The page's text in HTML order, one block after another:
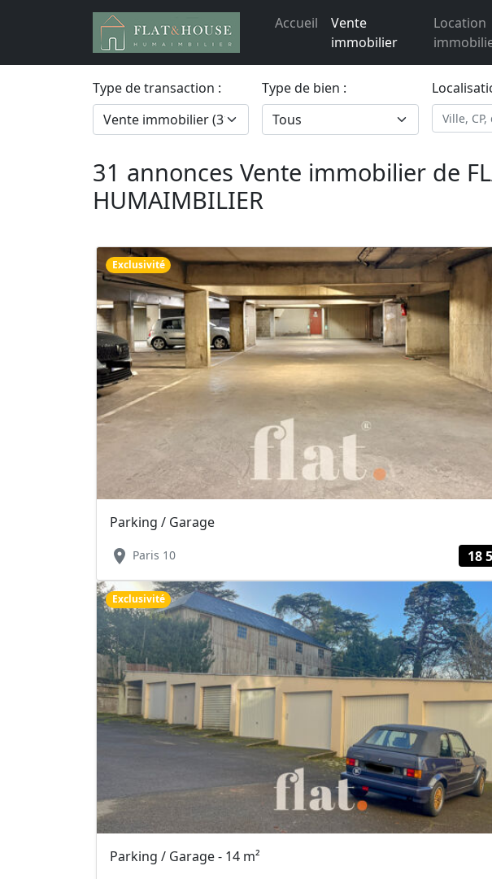
Accueil
Vente
immobilier
Location
Type de transaction : Type de bien :
31 annonces Vente immobilier de
HUMAIMBILIER
Exclusivité
Parking / Garage
location_on Paris 10 18
Exclusivité
Parking / Garage - 14 m²